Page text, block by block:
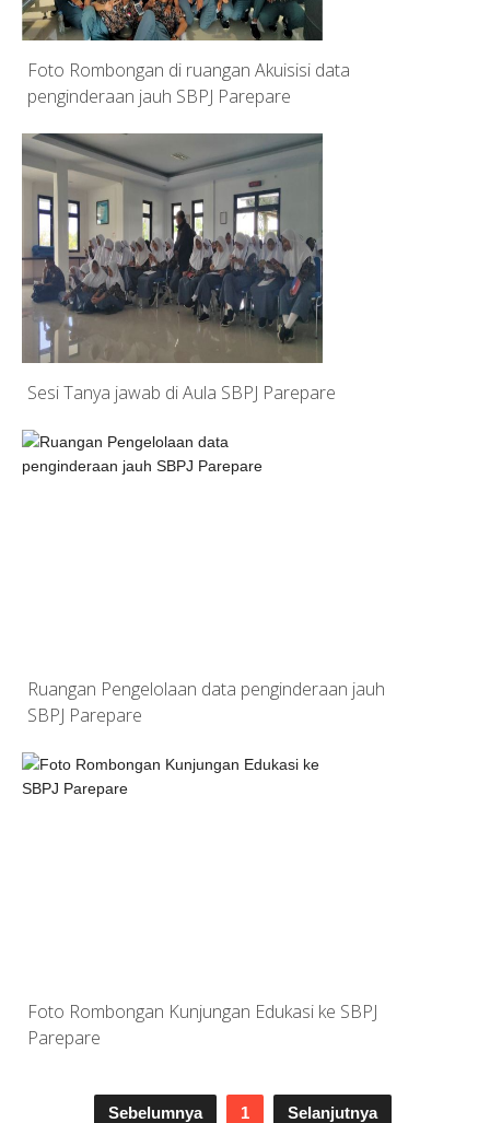
Foto Rombongan di ruangan Akuisisi data
penginderaan jauh SBPJ Parepare
Sesi Tanya jawab di Aula SBPJ Parepare
Ruangan Pengelolaan data penginderaan jauh
SBPJ Parepare
Foto Rombongan Kunjungan Edukasi ke SBPJ
Parepare
Sebelumnya 1 Selanjutnya